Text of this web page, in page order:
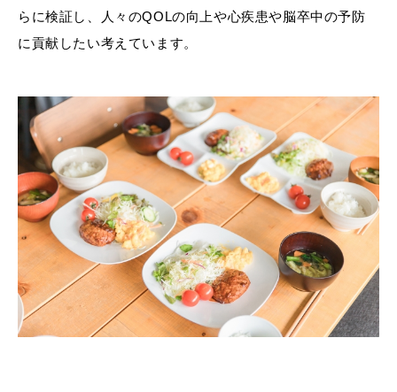
らに検証し、人々のQOLの向上や心疾患や脳卒中の予防
に貢献したい考えています。